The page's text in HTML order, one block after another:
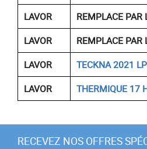
LAVOR
REMPLACE
LAVOR
REMPLACE
LAVOR
TECKNA 2021 LP
LAVOR
THERMIQUE 17
RECEVEZ NOS OFFRES